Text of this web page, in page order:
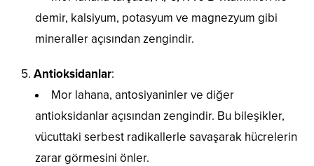
demir, kalsiyum, potasyum ve magnezyum gibi
mineraller açısından zengindir.
Antioksidanlar:
Mor lahana, antosiyaninler ve diğer
antioksidanlar açısından zengindir. Bu bileşikler,
vücuttaki serbest radikallerle savaşarak hücrelerin
zarar görmesini önler.